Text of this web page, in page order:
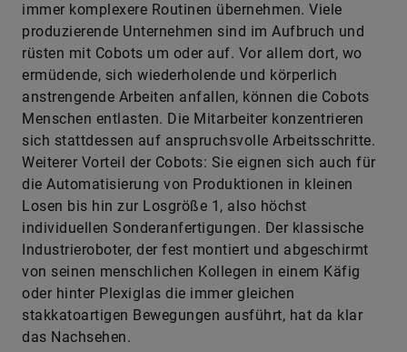
immer komplexere Routinen übernehmen. Viele
produzierende Unternehmen sind im Aufbruch und
rüsten mit Cobots um oder auf. Vor allem dort, wo
ermüdende, sich wiederholende und körperlich
anstrengende Arbeiten anfallen, können die Cobots
Menschen entlasten. Die Mitarbeiter konzentrieren
sich stattdessen auf anspruchsvolle Arbeitsschritte.
Weiterer Vorteil der Cobots: Sie eignen sich auch für
die Automatisierung von Produktionen in kleinen
Losen bis hin zur Losgröße 1, also höchst
individuellen Sonderanfertigungen. Der klassische
Industrieroboter, der fest montiert und abgeschirmt
von seinen menschlichen Kollegen in einem Käfig
oder hinter Plexiglas die immer gleichen
stakkatoartigen Bewegungen ausführt, hat da klar
das Nachsehen.